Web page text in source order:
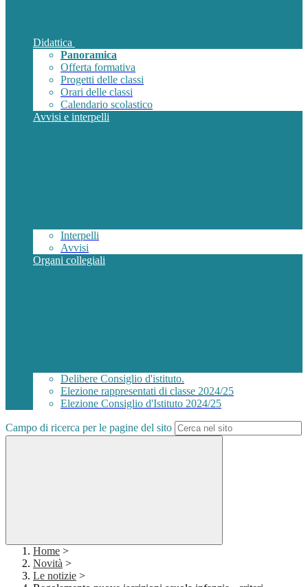
Didattica
Panoramica
Offerta formativa
Progetti delle classi
Orari delle classi
Calendario scolastico
Avvisi e interpelli
Interpelli
Avvisi
Organi collegiali
Delibere Consiglio d'istituto.
Elezione rappresentati di classe 2024/25
Elezione Consiglio d'Istituto 2024/25
Campo di ricerca per le pagine del sito
Home >
Novità >
Le notizie >